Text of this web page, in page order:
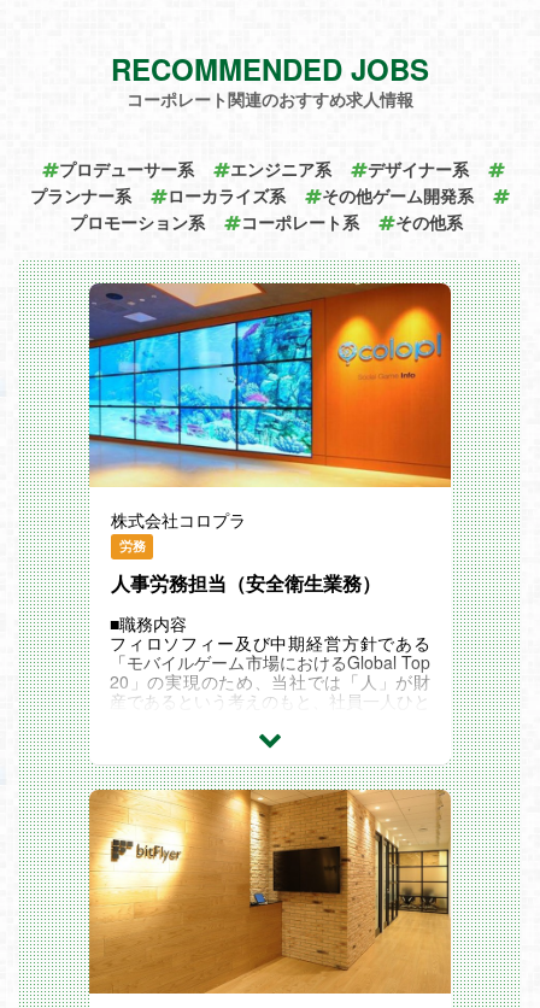
気兼ねなく休暇を取得できる雰囲気があ
ります。
【チームメンバー】
・プロデューサー(31歳)：キャラクターオ
タク
・プロデューサー(29歳)：VTuberオタク
・ディレクター(24歳)：アイドルコンテン
全員が「ファンが本当に喜ぶ瞬間」を追求
する少数精鋭チームです。
毎朝、昨日見た作品の話で盛り上がるほ
ど、
エンタメと推しへの愛にあふれた環境で
す。
【入社後の動き】
・入社後2週間：研修期間として、自社ア
ニメ・マンガコンテンツをインストール
・入社後1か月～3か月：IP展開事業部に
・入社3か月～半年後：担当IPを持ち、新
規企画の実行を自ら推進
・入社1年後：リーダーとして複数のIPを
担当、または企画のスペシャリストとして
複数の新規企画を推進
※個人に合わせたキャリアパスを「すり合
わせ」にて決定できることも特徴です
◎「企画」から「販売戦略」まで一気通貫
単なるグッズ企画にとどまらず、
「どんな商品を、どこで、どう売るか」を
ゼロから設計できるポジションです。
企画・デザイン監修・プロモーション・デ
ータ分析まで
IPビジネスの全工程を若いうちから経験で
きます。
◎実績次第で早期抜擢、裁量を持って活躍
できる
年齢や社歴に関係なく、早期の抜擢環境が
ある環境です。
みつつ、
・新規アニメIPのコンセプトメイキングや
クリエイティブ方針提案
・Plottアニメ全体のクオリティー向上
など、クリエイティブ業務を横断的に担当
していただきます。
変更の範囲：会社の定める業務
ーーーーーーーーーーーー
【入社後の動き】
ーーーーーーーーーーーー
Plottクリエイティブ室へ配属となります。
実制作フェーズの作品にチーム横断で入っ
ていただき、将来的には弊社作品全体のク
オリティー管理をお任せします。
ーーーーーーーーーーーー
【ポジションの魅力】
ーーーーーーーーーーーー
■ファン視点で“最高のコンテンツ”を生み
SNSでアニメが公開されて、数字を見て、
次のクリエイティブをブラッシュアップし
て……
このPDCAを多く回し続けられるのは、ス
ピード感のある現場だからこそ！
圧倒的に新規立ち上げ→リリースのスピー
ドやサイクルも早いため、世の中のトレン
ド感をつかんだまま制作できるのはPlottの
強みです。
る実感を得ながら、「自分が創った」と誇
りを持てる瞬間を味わえます。
■「クリエイター大航海時代」を生き抜く
スキルと経験が得られます
自らの手でゼロから新しいIPを生み出せる
環境で、猛スピードで多くのスキルを身に
つけられます。
AIをはじめとするさまざまなツールが発達
してきた「クリエイター大航海時代」の中
「物事を多角的に捉えられる多様なスキル
とディレクション力」。
か？
■ベンチャーで夢を追いたい！ 30代で子
会社役員を目指してみませんか？
かしながら、若いうちから経験を積んでい
きたい方をお待ちしております！
【お仕事内容】
弊社で最大限のご活躍を期待できる最適な
ポジションを提案させていただきます。
どのポジションからスタートするかは、入
社以前の実務経験年数やキャリアの内容等
により、選考プロセスの過程で最終的にす
り合わせとなります。
【ポジション例】
◆ショートアニメ領域｜SNS領域からIPの
立ち上げ・育成を実施する部門
大ヒットIPの創出にアニメは必須で、
もはやSNSはテレビ以上にヒットコンテン
ツが生まれる場所。
クリエイティブとビジネスのバランスを取
りながら、IPのトータルプロデュースをお
任せします。
◆ゲーム領域｜IPをゲームから大ヒットに
業界注目中の、ハイブリッドカジュアルゲ
ームの立ち上げを担います。
同ジャンルはモバイル市場全体の成長が鈍
化する中でも、低コストで年商100億円超
のヒット作が生まれるなど注目が高まって
Plottでは年間5本程度のリリースに挑戦
中。
開発会社の選定・企画・ディレクション・
リリース・分析・改善までのフローを一気
通貫でお任せします。
◆MDビジネス領域｜IPグッズの商品企
画・マーケを実施する部門
IPビジネスの新たな柱となる部門として立
ち上げ中のチーム。
ファンがつい手にとってしまうような、グ
ッズの企画開発を行います。
IPごとの販売戦略の立案・企画・制作進
行・監修・販促までの一気通貫したプロジ
RECOMMENDED JOBS
コーポレート関連のおすすめ求人情報
プロデューサー系 エンジニア系
デザイナー系
プランナー系
ローカライズ系
その他ゲーム開発系
プロモーション系
コーポレート系 その他系
株式会社コロプラ
労務
人事労務担当（安全衛生業務）
■職務内容
フィロソフィー及び中期経営方針である
「モバイルゲーム市場におけるGlobal Top
20」の実現のため、当社では「人」が財
産であるという考えのもと、社員一人ひと
力を入れています。
のため、ライフステージに変化があっても
従業員が安心して本来持っている能力を最
大限に発揮できる環境整備や制度作りをリ
ードいただける方を求めています。
■業務内容詳細
コロプラ本体の産業保健業務及び両立支援
業務、健康経営に関わる業務を担当いただ
きます。
・健康経営に向けた施策の運営、企画、制
度整備
・産休/育児休業取得手続き及び復職の支
援